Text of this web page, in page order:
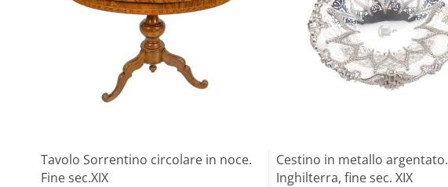
Tavolo Sorrentino circolare in noce.
Fine sec.XIX
Cestino in metallo argentato.
Inghilterra, fine sec. XIX